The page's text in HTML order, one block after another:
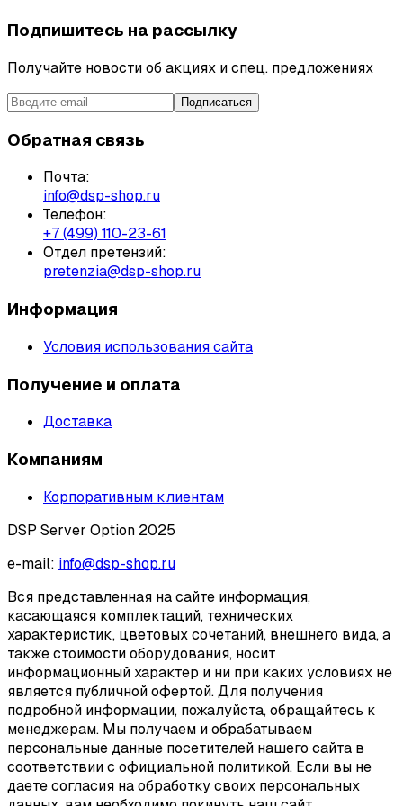
Подпишитесь на рассылку
Получайте новости об акциях и спец. предложениях
Подписаться
Обратная связь
Почта:
info@dsp-shop.ru
Телефон:
+7 (499) 110-23-61
Отдел претензий:
pretenzia@dsp-shop.ru
Информация
Условия использования сайта
Получение и оплата
Доставка
Компаниям
Корпоративным клиентам
DSP Server Option 2025
e-mail: info@dsp-shop.ru
Вся представленная на сайте информация,
касающаяся комплектаций, технических
характеристик, цветовых сочетаний, внешнего вида, а
также стоимости оборудования, носит
информационный характер и ни при каких условиях не
является публичной офертой. Для получения
подробной информации, пожалуйста, обращайтесь к
менеджерам. Мы получаем и обрабатываем
персональные данные посетителей нашего сайта в
соответствии с официальной политикой. Если вы не
даете согласия на обработку своих персональных